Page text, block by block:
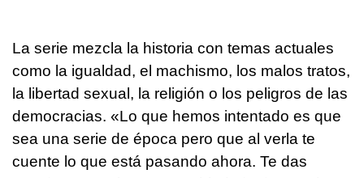
La serie mezcla la historia con temas actuales
como la igualdad, el machismo, los malos tratos,
la libertad sexual, la religión o los peligros de las
democracias. «Lo que hemos intentado es que
sea una serie de época pero que al verla te
cuente lo que está pasando ahora. Te das